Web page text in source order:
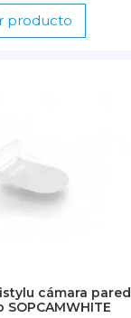
producto
cámara pared